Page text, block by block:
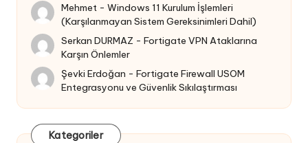
Mehmet -Windows 11 Kurulum İşlemleri
(Karşılanmayan Sistem Gereksinimleri Dahil)
Serkan DURMAZ -Fortigate VPN Ataklarına
Karşın Önlemler
Şevki Erdoğan -Fortigate Firewall USOM
Entegrasyonu ve Güvenlik Sıkılaştırması
Kategoriler